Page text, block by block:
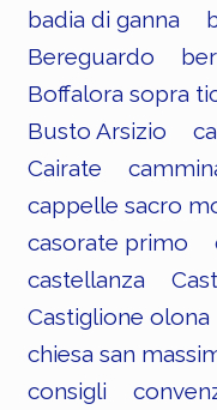
badia di ganna
Bereguardo
Boffalora sopra
Busto Arsizio
Cairate
cappelle sacro
casorate primo
castellanza
Castiglione olona
chiesa san
consigli